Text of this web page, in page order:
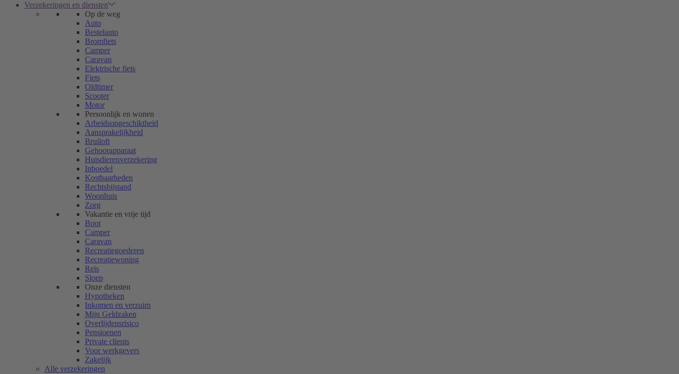
Verzekeringen en diensten
Op de weg
Auto
Bestelauto
Bromfiets
Camper
Caravan
Elektrische fiets
Fiets
Oldtimer
Scooter
Motor
Persoonlijk en wonen
Arbeidsongeschiktheid
Aansprakelijkheid
Bruiloft
Gehoorapparaat
Huisdierenverzekering
Inboedel
Kostbaarheden
Rechtsbijstand
Woonhuis
Zorg
Vakantie en vrije tijd
Boot
Camper
Caravan
Recreatiegoederen
Recreatiewoning
Reis
Sloep
Onze diensten
Hypotheken
Inkomen en verzuim
Mijn Geldzaken
Overlijdensrisico
Pensioenen
Private clients
Voor werkgevers
Zakelijk
Alle verzekeringen